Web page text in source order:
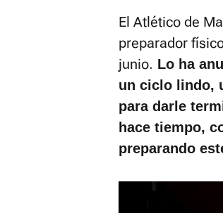
El Atlético de
preparador
junio. Lo ha
un ciclo lindo,
para darle
hace tiempo,
preparando